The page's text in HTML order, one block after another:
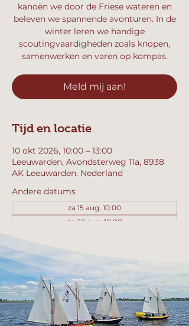
kanoën we door de Friese wateren en
beleven we spannende avonturen. In de
winter leren we handige
scoutingvaardigheden zoals knopen,
samenwerken en varen op kompas.
Meld mij aan!
Tijd en locatie
10 okt 2026, 10:00 – 13:00
Leeuwarden, Avondsterweg 11a, 8938
AK Leeuwarden, Nederland
Andere datums
za 15 aug, 10:00
za 22 aug, 10:00
Bekijk alle 357 datums
Meld mij aan!